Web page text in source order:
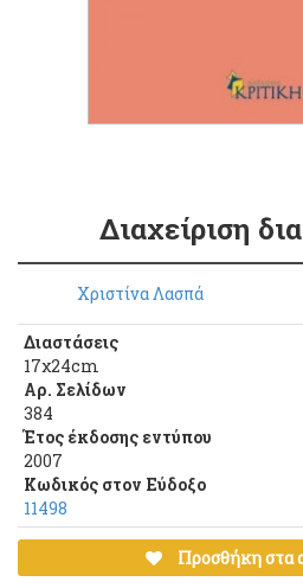
Διαχείριση
Χριστίνα Λασπά
Διαστάσεις
17χ24cm
Αρ. Σελίδων
384
Έτος έκδοσης εντύπου
2007
Κωδικός στον Εύδοξο
11498
Προσθήκη στα